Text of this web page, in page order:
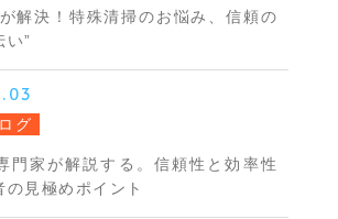
解決！特殊清掃のお悩み、信頼の
い”
グ
門家が解説する。信頼性と効率性
の見極めポイント